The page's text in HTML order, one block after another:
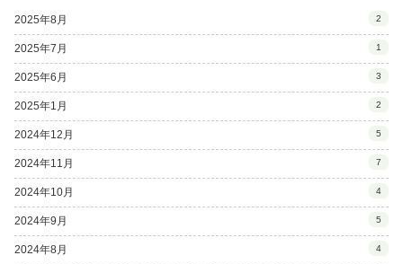
2025年8月 2
2025年7月 1
2025年6月 3
2025年1月 2
2024年12月 5
2024年11月 7
2024年10月 4
2024年9月 5
2024年8月 4